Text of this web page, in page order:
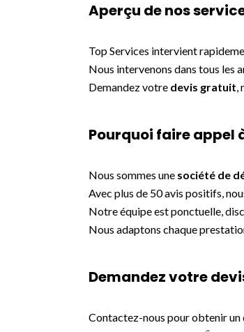
Aperçu de nos
Top Services intervient
Nous intervenons dans tous les
Demandez votre devis gratuit,
Pourquoi faire appel
Nous sommes une société de
Avec plus de 50 avis positifs,
Notre équipe est ponctuelle,
Nous adaptons chaque
Demandez votre
Contactez-nous pour obtenir un